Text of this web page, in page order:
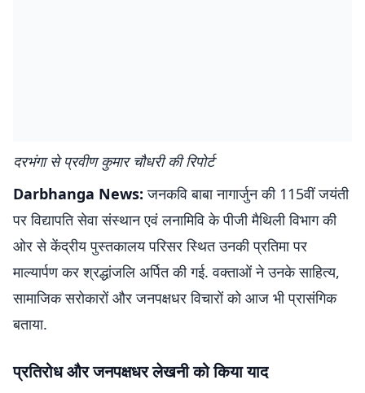
दरभंगा से प्रवीण कुमार चौधरी की रिपोर्ट
Darbhanga News: जनकवि बाबा नागार्जुन की 115वीं जयंती
पर विद्यापति सेवा संस्थान एवं लनामिवि के पीजी मैथिली विभाग की
ओर से केंद्रीय पुस्तकालय परिसर स्थित उनकी प्रतिमा पर
माल्यार्पण कर श्रद्धांजलि अर्पित की गई. वक्ताओं ने उनके साहित्य,
सामाजिक सरोकारों और जनपक्षधर विचारों को आज भी प्रासंगिक
बताया.
प्रतिरोध और जनपक्षधर लेखनी को किया याद